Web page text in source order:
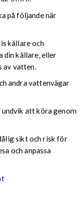
på följande när
källare och
din källare, eller
av vatten.
andra vattenvägar
undvik att köra genom
sikt och risk för
och anpassa